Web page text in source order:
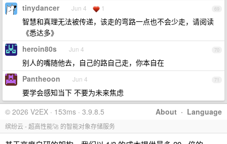
69
tinydancer Jun 4 1
智慧和真理无法被传递，该走的弯路一点也不会少走，请阅读
《悉达多》
70
heroin80s Jun 4
别人的嘴随他去，自己的路自己走，你本自在
71
Pantheoon Jun 4
要学会感知当下 不要为未来焦虑
About · Language
© 2026 V2EX · 153ms · 3.9.8.5
缤纷云 - 超高性能🚀 的智能对象存储服务